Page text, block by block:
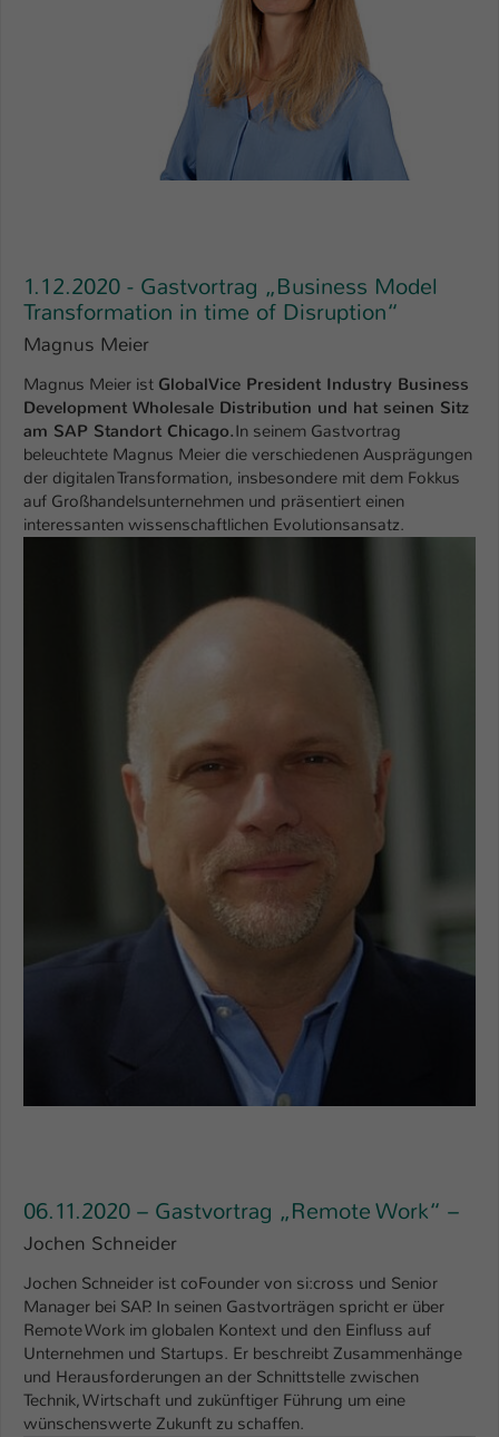
1.12.2020 - Gastvortrag „Business Model
Transformation in time of Disruption“
Magnus Meier
Magnus Meier ist GlobalVice President Industry Business
Development Wholesale Distribution und hat seinen Sitz
am SAP Standort Chicago.In seinem Gastvortrag
beleuchtete Magnus Meier die verschiedenen Ausprägungen
der digitalen Transformation, insbesondere mit dem Fokkus
auf Großhandelsunternehmen und präsentiert einen
interessanten wissenschaftlichen Evolutionsansatz.
06.11.2020 – Gastvortrag „Remote Work“ –
Jochen Schneider
Jochen Schneider ist coFounder von si:cross und Senior
Manager bei SAP. In seinen Gastvorträgen spricht er über
Remote Work im globalen Kontext und den Einfluss auf
Unternehmen und Startups. Er beschreibt Zusammenhänge
und Herausforderungen an der Schnittstelle zwischen
Technik, Wirtschaft und zukünftiger Führung um eine
wünschenswerte Zukunft zu schaffen.